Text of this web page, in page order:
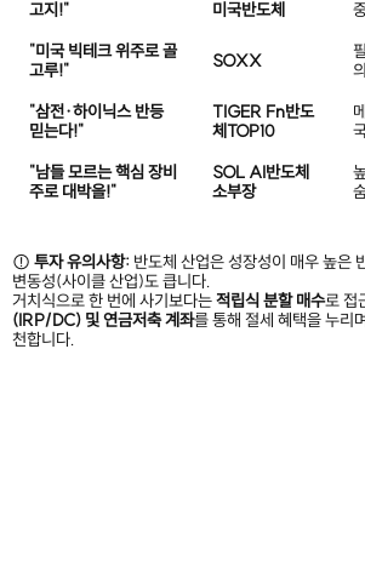
고지!"
미국반도체
"미국 빅테크 위주로 골
고루!"
SOXX
"삼전·하이닉스 반등
믿는다!"
TIGER Fn반도
체TOP10
"남들 모르는 핵심 장비
주로 대박을!"
SOL AI반도체
소부장
⚠️ 투자 유의사항: 반도체 산업은 성장성이 매우 높은
변동성(사이클 산업)도 큽니다.
거치식으로 한 번에 사기보다는적립식 분할 매수로 접
(IRP/DC) 및 연금저축 계좌를 통해 절세 혜택을 누리
천합니다.